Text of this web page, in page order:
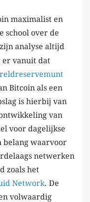
maximalist en
school over de
analyse altijd
er vanuit dat
Bitcoin als een
is hierbij van
van
voor dagelijkse
belang waarvoor
netwerken
zoals het
Network. De
volwaardig